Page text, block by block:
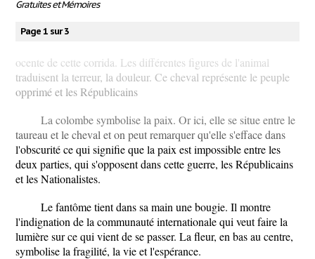
Se connecter
Contactez-nous
Gratuites et Mémoires
Page 1 sur 3
ocente de cette corrida. Les différentes figures de l'animal
traduisent la terreur, la douleur. Ce cheval représente le peuple
opprimé et les Républicains
La colombe symbolise la paix. Or ici, elle se situe entre le
taureau et le cheval et on peut remarquer qu'elle s'efface dans
l'obscurité ce qui signifie que la paix est impossible entre les
deux parties, qui s'opposent dans cette guerre, les Républicains
et les Nationalistes.
Le fantôme tient dans sa main une bougie. Il montre
l'indignation de la communauté internationale qui veut faire la
lumière sur ce qui vient de se passer. La fleur, en bas au centre,
symbolise la fragilité, la vie et l'espérance.